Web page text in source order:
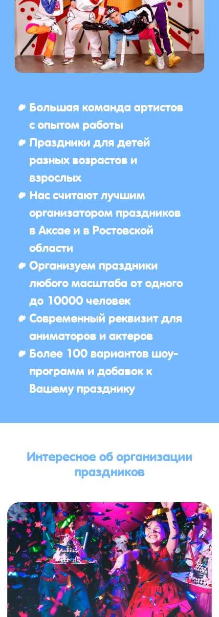
Большая команда артистов
с опытом работы
Праздники для детей
разных возрастов и
взрослых
Нас считают лучшим
организатором праздников
в Аксае и в Ростовской
области
Организуем праздники
любого масштаба от одного
до 10000 человек
Современный реквизит для
аниматоров и актеров
Более 100 вариантов шоу-
программ и добавок к
Вашему празднику
Интересное об организации
праздников